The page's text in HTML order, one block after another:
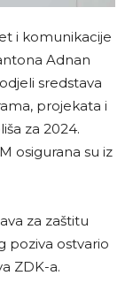
i komunikacije
Adnan
sredstava
projekata i
za 2024.
osigurana su iz
za zaštitu
poziva ostvario
ZDK-a.